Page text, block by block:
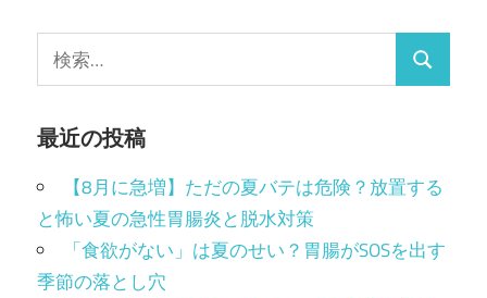
ゲ
ー
ョ
ン
索:
検
最近の投稿
【8月に急増】ただの夏バテは危険？放置する
と怖い夏の急性胃腸炎と脱水対策
「食欲がない」は夏のせい？胃腸がSOSを出す
季節の落とし穴